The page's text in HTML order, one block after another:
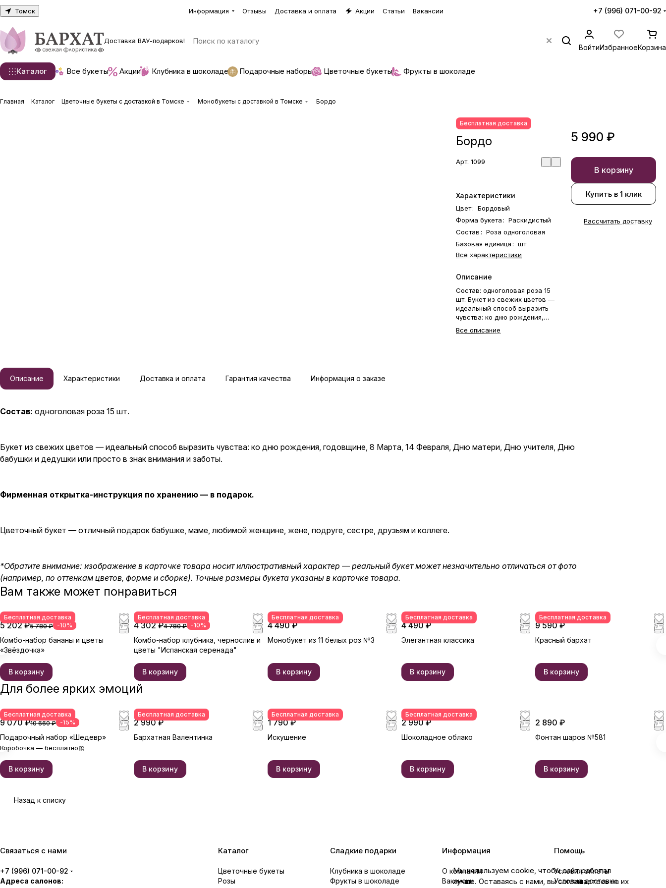
Томск Информация Отзывы Доставка и оплата Акции Статьи Вакансии +7 (996) 071-00-92
Доставка ВАУ-подарков!
ВойтиИзбранноеКорзина
Каталог Все букеты Акции Клубника в шоколаде Подарочные наборы Цветочные букеты Фрукты в шоколаде
Главная Каталог Цветочные букеты с доставкой в Томске Монобукеты с доставкой в Томске Бордо
Бесплатная доставка
Бордо
Арт. 1099
Характеристики
Цвет: Бордовый
Форма букета : Раскидистый
Состав : Роза одноголовая
Базовая единица : шт
Все характеристики
Описание
Состав: одноголовая роза 15
шт. Букет из свежих цветов —
идеальный способ выразить
чувства: ко дню рождения,
Февраля, Дню матери, Дню
Все описание
5 990 ₽
В корзину
Купить в 1 клик
Рассчитать доставку
Описание Характеристики Доставка и оплата Гарантия качества Информация о заказе
Состав: одноголовая роза 15 шт.
Букет из свежих цветов — идеальный способ выразить чувства: ко дню рождения, годовщине, 8 Марта, 14 Февраля, Дню матери, Дню учителя, Дню
бабушки и дедушки или просто в знак внимания и заботы.
Фирменная открытка-инструкция по хранению — в подарок.
Цветочный букет — отличный подарок бабушке, маме, любимой женщине, жене, подруге, сестре, друзьям и коллеге.
*Обратите внимание: изображение в карточке товара носит иллюстративный характер — реальный букет может незначительно отличаться от фото
(например, по оттенкам цветов, форме и сборке). Точные размеры букета указаны в карточке товара.
Вам также может понравиться
Бесплатная доставка
5 202 ₽5 780 ₽ -10%
Комбо-набор бананы и цветы
«Звёздочка»
В корзину
Бесплатная доставка
4 302 ₽4 780 ₽ -10%
Комбо-набор клубника, чернослив и
цветы "Испанская серенада"
В корзину
Бесплатная доставка
4 490 ₽
Монобукет из 11 белых роз №3
В корзину
Бесплатная доставка
4 490 ₽
Элегантная классика
В корзину
Бесплатная доставка
9 590 ₽
Красный бархат
В корзину
Для более ярких эмоций
Бесплатная доставка
9 070 ₽10 660 ₽ -15%
Подарочный набор «Шедевр»
Коробочка — бесплатно🎀
В корзину
Бесплатная доставка
2 990 ₽
Бархатная Валентинка
В корзину
Бесплатная доставка
1 790 ₽
Искушение
В корзину
Бесплатная доставка
2 990 ₽
Шоколадное облако
В корзину
2 890 ₽
Фонтан шаров №581
В корзину
Назад к списку
Связаться с нами
+7 (996) 071-00-92
Адреса салонов:
Каталог
Цветочные букеты
Розы
Сладкие подарки
Клубника в шоколаде
Фрукты в шоколаде
Информация
О компании
Вакансии
Помощь
Условия оплаты
Условия доставки
Мы используем cookie, чтобы сайт работал
лучше. Оставаясь с нами, вы соглашаетесь на их